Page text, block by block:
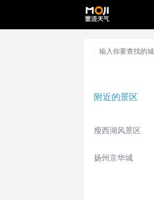
附近的景区
瘦西湖风景区
扬州京华城